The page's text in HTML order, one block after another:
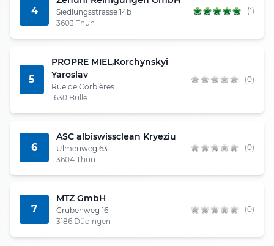
4
Siedlungsstrasse 14b
3603 Thun
(1)
5
PROPRE MIEL,Korchynskyi
Yaroslav
Rue de Corbières
1630 Bulle
(0)
6
ASC albiswissclean Kryeziu
Ulmenweg 63
3604 Thun
(0)
7
MTZ GmbH
Grubenweg 16
3186 Düdingen
(0)